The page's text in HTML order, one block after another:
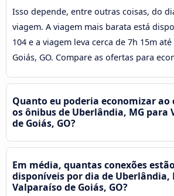
Isso depende, entre outras coisas, do
viagem. A viagem mais barata está
104 e a viagem leva cerca de 7h 15m
Goiás, GO. Compare as ofertas para
Quanto eu poderia economizar
os ônibus de Uberlândia, MG para
de Goiás, GO?
Em média, quantas conexões estão
disponíveis por dia de Uberlândia,
Valparaíso de Goiás, GO?